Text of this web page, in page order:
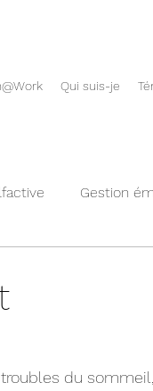
Qui suis-je
Gestion
du sommeil,